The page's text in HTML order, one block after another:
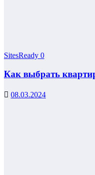
SitesReady 0
Как выбрать
08.03.2024